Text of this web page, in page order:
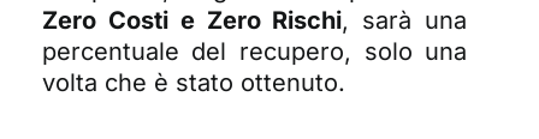
Zero Costi e Zero Rischi, sarà una
percentuale del recupero, solo una
volta che è stato ottenuto.